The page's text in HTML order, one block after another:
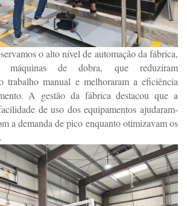
o alto nível de automação da fábrica,
máquinas de dobra, que reduziram
trabalho manual e melhoraram a eficiência
A gestão da fábrica destacou que a
de uso dos equipamentos ajudaram-
a demanda de pico enquanto otimizavam os